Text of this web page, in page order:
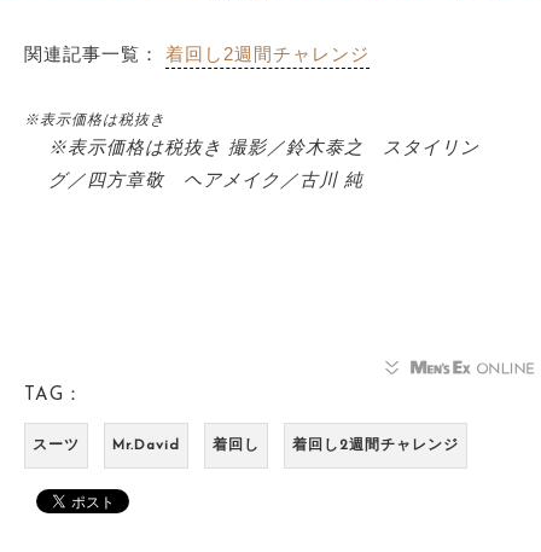
関連記事一覧： 着回し2週間チャレンジ
※表示価格は税抜き
※表示価格は税抜き 撮影／鈴木泰之 スタイリン
グ／四方章敬 ヘアメイク／古川 純
TAG：
スーツ Mr.David 着回し 着回し2週間チャレンジ